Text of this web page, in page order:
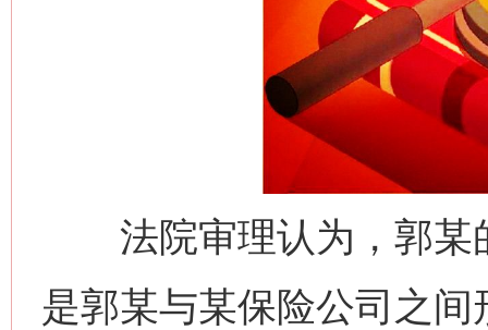
法院审理认为，郭某
是郭某与某保险公司之